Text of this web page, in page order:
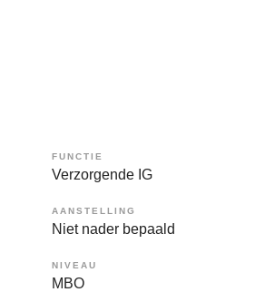
FUNCTIE
Verzorgende IG
AANSTELLING
Niet nader bepaald
NIVEAU
MBO